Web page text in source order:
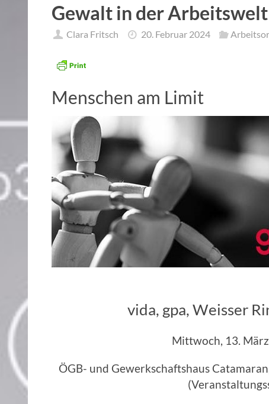
Gewalt in der Arbeitswelt
Clara Fritsch 20. Februar 2024
Menschen am Limit
vida, gpa, Weisser
Mittwoch, 13.
ÖGB- und Gewerkschaftshaus